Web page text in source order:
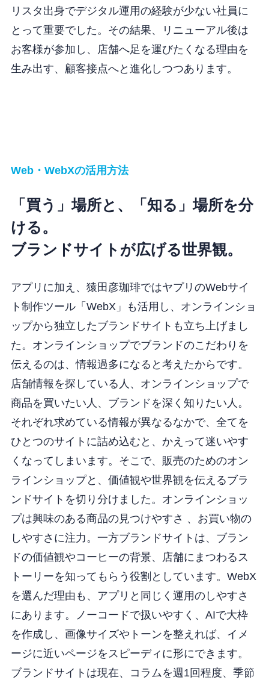
リスタ出身でデジタル運用の経験が少ない社員に
とって重要でした。その結果、リニューアル後は
お客様が参加し、店舗へ足を運びたくなる理由を
生み出す、顧客接点へと進化しつつあります。
Web・WebXの活用方法
「買う」場所と、「知る」場所を分
ける。
ブランドサイトが広げる世界観。
アプリに加え、猿田彦珈琲ではヤプリのWebサイ
ト制作ツール「WebX」も活用し、オンラインショ
ップから独立したブランドサイトも立ち上げまし
た。オンラインショップでブランドのこだわりを
伝えるのは、情報過多になると考えたからです。
店舗情報を探している人、オンラインショップで
商品を買いたい人、ブランドを深く知りたい人。
それぞれ求めている情報が異なるなかで、全てを
ひとつのサイトに詰め込むと、かえって迷いやす
くなってしまいます。そこで、販売のためのオン
ラインショップと、価値観や世界観を伝えるブラ
ンドサイトを切り分けました。オンラインショッ
プは興味のある商品の見つけやすさ 、お買い物の
しやすさに注力。一方ブランドサイトは、ブラン
ドの価値観やコーヒーの背景、店舗にまつわるス
トーリーを知ってもらう役割としています。WebX
を選んだ理由も、アプリと同じく運用のしやすさ
にあります。ノーコードで扱いやすく、AIで大枠
を作成し、画像サイズやトーンを整えれば、イメ
ージに近いページをスピーディに形にできます。
ブランドサイトは現在、コラムを週1回程度、季節